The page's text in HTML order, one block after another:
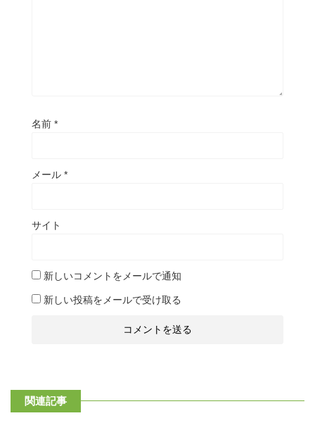
名前 *
メール *
サイト
新しいコメントをメールで通知
新しい投稿をメールで受け取る
関連記事